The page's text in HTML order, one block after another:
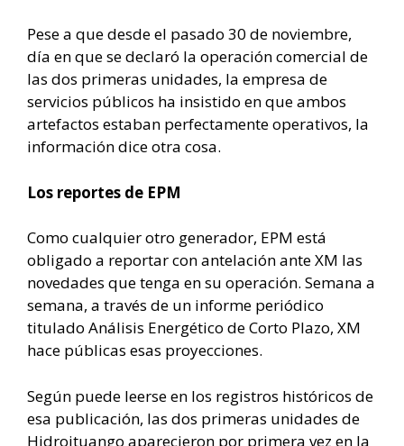
Pese a que desde el pasado 30 de noviembre,
día en que se declaró la operación comercial de
las dos primeras unidades, la empresa de
servicios públicos ha insistido en que ambos
artefactos estaban perfectamente operativos, la
información dice otra cosa.
Los reportes de EPM
Como cualquier otro generador, EPM está
obligado a reportar con antelación ante XM las
novedades que tenga en su operación. Semana a
semana, a través de un informe periódico
titulado Análisis Energético de Corto Plazo, XM
hace públicas esas proyecciones.
Según puede leerse en los registros históricos de
esa publicación, las dos primeras unidades de
Hidroituango aparecieron por primera vez en la